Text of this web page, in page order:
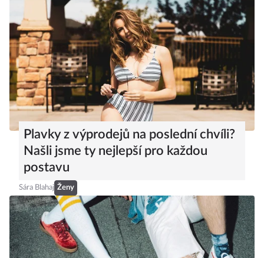
Plavky z výprodejů na poslední chvíli?
Našli jsme ty nejlepší pro každou
postavu
Sára Blahaj Ženy